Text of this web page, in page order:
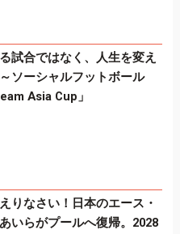
試合ではなく、人生を変え
ソーシャルフットボール
Asia Cup」
りなさい！日本のエース・
いらがプールへ復帰。2028